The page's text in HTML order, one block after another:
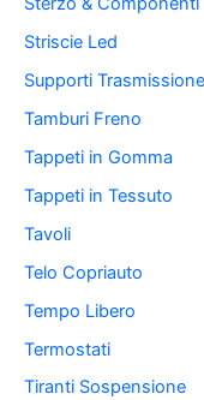
Striscie Led
Supporti Trasmissione
Tamburi Freno
Tappeti in Gomma
Tappeti in Tessuto
Tavoli
Telo Copriauto
Tempo Libero
Termostati
Tiranti Sospensione